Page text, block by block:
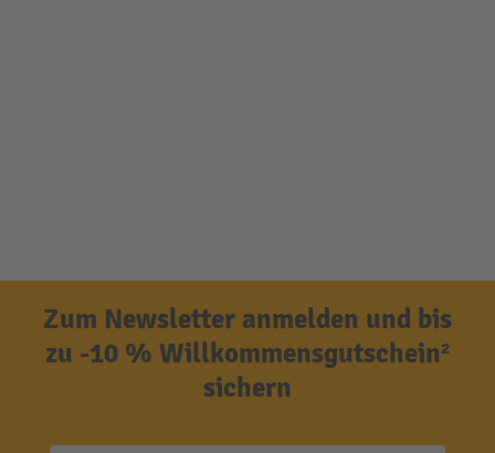
Zum Newsletter anmelden und bis
zu -10 % Willkommensgutschein²
sichern